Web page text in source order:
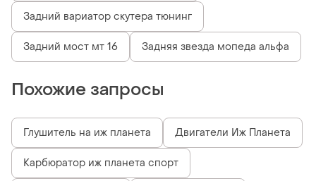
Задний вариатор скутера тюнинг
Задний мост мт 16 Задняя звезда мопеда альфа
Похожие запросы
Глушитель на иж планета Двигатели Иж Планета
Карбюратор иж планета спорт